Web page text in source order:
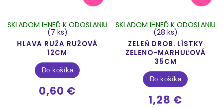
HLAVA RUŽA RUŽOVÁ
12CM
SKLADOM IHNEĎ K ODOSLANIU
(7 ks)
0,60 €
Do košíka
ZELEŇ DROB. LÍSTKY
ZELENO-MARHUĽOVÁ
35CM
SKLADOM IHNEĎ K ODOSLANIU
(28 ks)
1,28 €
Do košíka